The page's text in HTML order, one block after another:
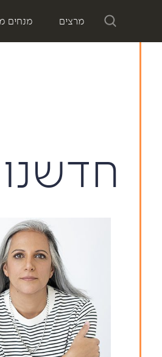
מרצים מנחים
Heartificial
הפעם זה אישי
כשידע הופך לאימפקט